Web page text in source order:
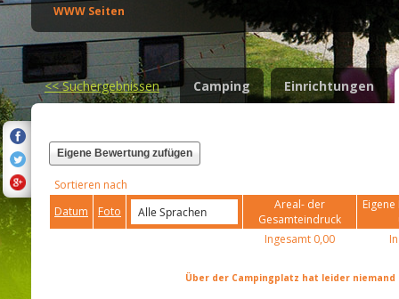
WWW Seiten
<<Suchergebnissen Camping Einrichtungen
Eigene Bewertung zufügen
Sortieren nach
Datum
Foto
Areal- der
Gesamteindruck
Ingesamt 0,00
Über der Campingplatz hat leider